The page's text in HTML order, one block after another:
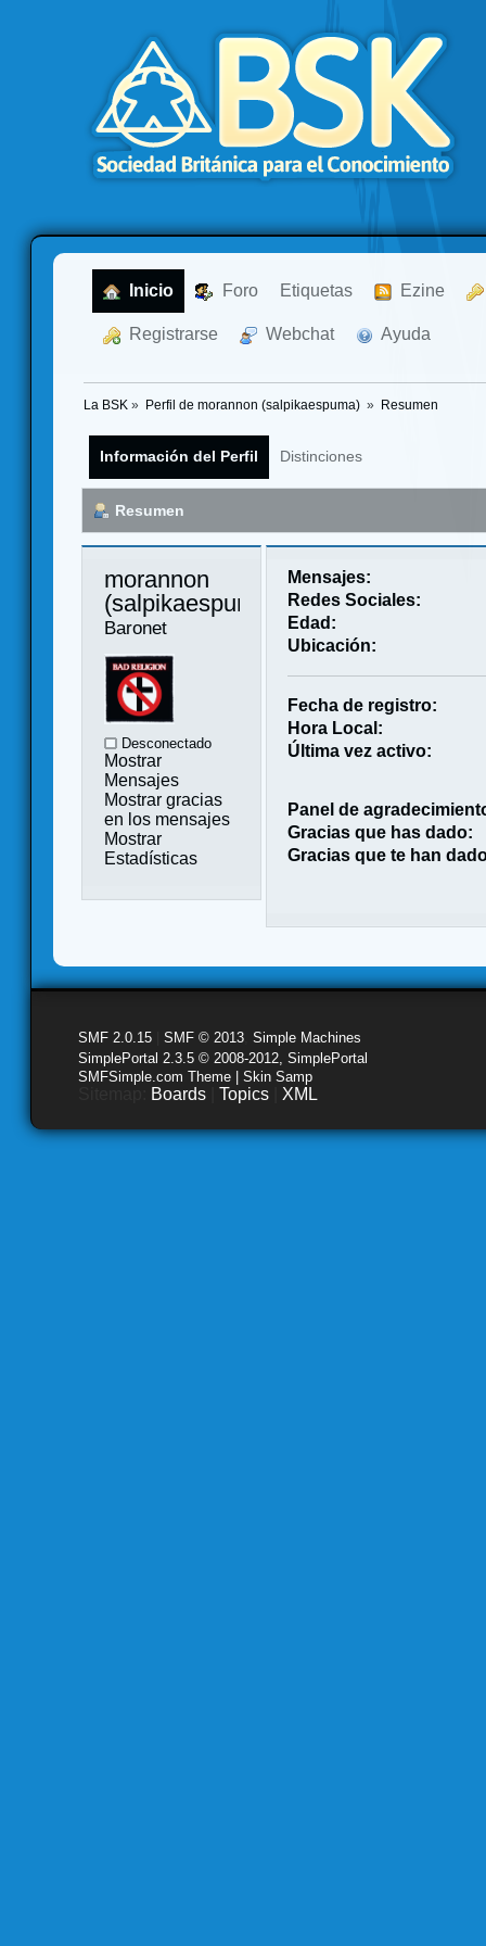
Inicio Foro Etiquetas Ezine
Registrarse Webchat Ayuda
La BSK » Perfil de morannon (salpikaespuma) » Resumen
Información del Perfil Distinciones
Resumen
morannon
Baronet
Desconectado
Mostrar
Mensajes
Mostrar gracias
en los mensajes
Mostrar
Estadísticas
Mensajes:
Redes Sociales:
Edad:
Ubicación:
Fecha de registro:
Hora Local:
Última vez activo:
Panel de
Gracias que has dado:
Gracias que te han
SMF 2.0.15 SMF © 2013 Simple Machines
SimplePortal 2.3.5 © 2008-2012, SimplePortal
SMFSimple.com Theme | Skin Samp
Boards Topics XML